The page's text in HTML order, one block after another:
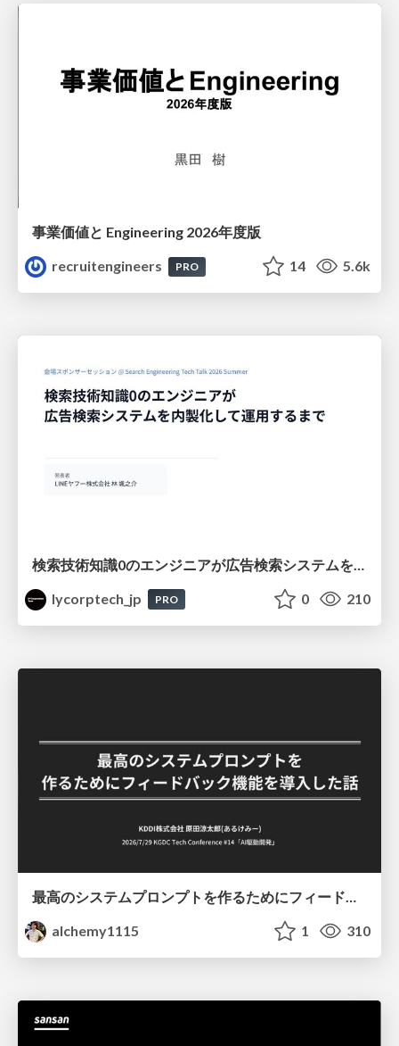
事業価値と Engineering 2026年度版
recruitengineers
PRO 14 5.6k
lycorptech_jp
PRO 0 210
最高のシステムプロンプトを作るためにフィードバック機能を導入した話
alchemy1115
1 310